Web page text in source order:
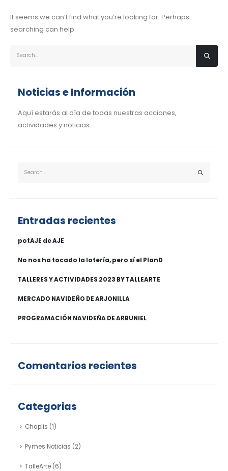
It seems we can’t find what you’re looking for. Perhaps
searching can help.
Noticias e Información
Aquí estarás al día de todas nuestras acciones,
actividades y noticias.
Entradas recientes
potAJE de AJE
No nos ha tocado la lotería, pero sí el PlanD
TALLERES Y ACTIVIDADES 2023 BY TALLEARTE
MERCADO NAVIDEÑO DE ARJONILLA
PROGRAMACIÓN NAVIDEÑA DE ARBUNIEL
Comentarios recientes
Categorias
Chaplis (1)
Pymes Noticias (2)
TalleArte(6)